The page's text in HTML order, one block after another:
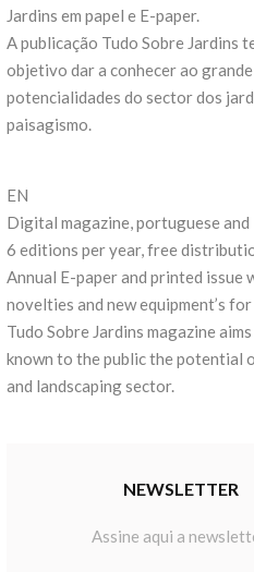
Jardins em papel e E-paper.
A publicação Tudo Sobre Jardins
objetivo dar a conhecer ao
potencialidades do sector dos
paisagismo.
EN
Digital magazine, portuguese and
6 editions per year, free
Annual E-paper and printed issue
novelties and new equipment’s
Tudo Sobre Jardins magazine
known to the public the potential
and landscaping sector.
NEWSLETTER
Assine aqui a